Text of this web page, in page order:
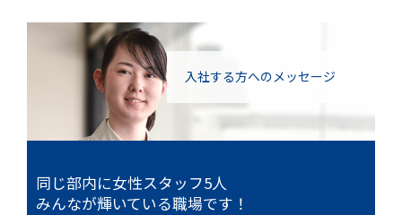
入社する方へのメッセージ
同じ部内に女性スタッフ5人
みんなが輝いている職場です！